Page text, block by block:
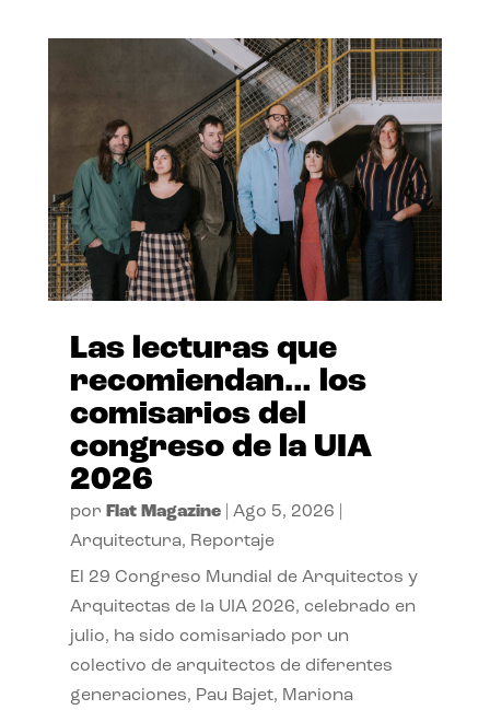
Las lecturas que
recomiendan… los
comisarios del
congreso de la UIA
2026
por Flat Magazine| Ago 5, 2026
Arquitectura, Reportaje
El 29 Congreso Mundial de Arquitectos y
Arquitectas de la UIA 2026, celebrado en
julio, ha sido comisariado por un
colectivo de arquitectos de diferentes
generaciones, Pau Bajet, Mariona